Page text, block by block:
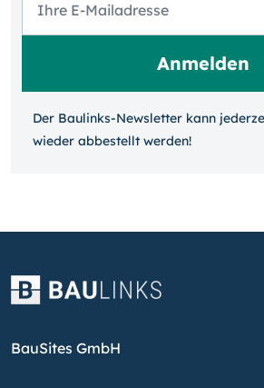
Der Baulinks-Newsletter kann
wieder ab­bestellt werden!
BauSites GmbH